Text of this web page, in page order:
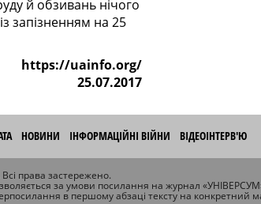
й обзивань нічого
запізненням на 25
https://uainfo.org/
25.07.2017
НОВИНИ ІНФОРМАЦІЙНІ ВІЙНИ ВІДЕОІНТЕРВ'Ю
права застережено.
за умови посилання на журнал
в першому абзаці тексту на конкретний